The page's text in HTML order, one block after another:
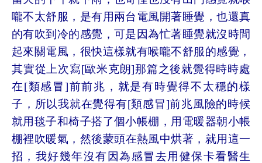
嚨不太舒服，是有用兩台電風開著睡覺，也還真
的有吹到冷的感覺，可是因為忙著睡覺就沒時間
起來關電風，很快這樣就有喉嚨不舒服的感覺，
其實從上次寫[歐米克朗]那篇之後就覺得時時處
在[類感冒]前前兆， 就是有時覺得不太穩的樣
子，所以我就在覺得有[類感冒]前兆風險的時候
就用毯子和椅子搭了個小帳棚，用電暖器朝小帳
棚裡吹暖氣 ，然後蒙頭在熱風中烘著，就用這一
招，我好幾年沒有因為感冒去用健保卡看醫生